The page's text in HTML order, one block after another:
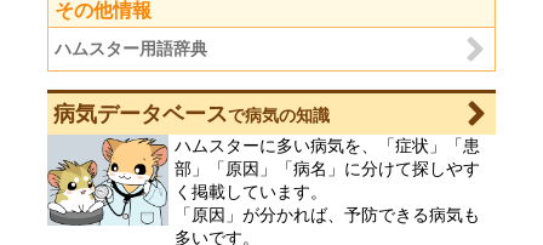
その他情報
ハムスター用語辞典
病気データベースで病気の知識
ハムスターに多い病気を、「症状」「患
部」「原因」「病名」に分けて探しやす
く掲載しています。
「原因」が分かれば、予防できる病気も
多いです。